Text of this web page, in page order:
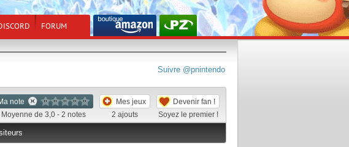
FORUM
Suivre @pnintendo
note
Moyenne de 3,0 - 2 notes
Mes jeux
2 ajouts
Devenir fan !
Soyez le premier !